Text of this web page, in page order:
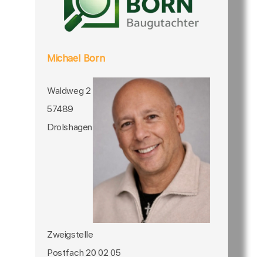
Michael Born
Waldweg 2
57489
Drolshagen
Zweigstelle
Postfach 20 02 05